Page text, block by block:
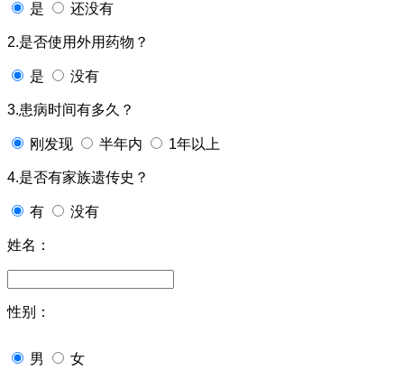
是 还没有
2.是否使用外用药物？
是 没有
3.患病时间有多久？
刚发现 半年内 1年以上
4.是否有家族遗传史？
有 没有
姓名：
性别：
男 女